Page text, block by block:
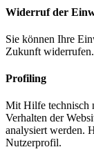
Widerruf der
Sie können Ihre
Zukunft widerrufen.
Profiling
Mit Hilfe technisch
Verhalten der
analysiert werden.
Nutzerprofil.